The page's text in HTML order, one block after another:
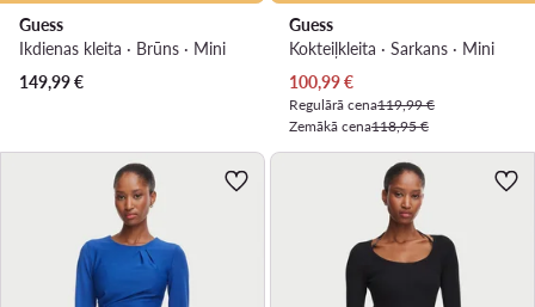
Guess
Ikdienas kleita · Brūns · Mini
149,99€
Guess
Kokteiļkleita · Sarkans · Mini
Pašreizējā cena
100,99€
Regulārā cena119,99 €
Zemākā cena118,95 €